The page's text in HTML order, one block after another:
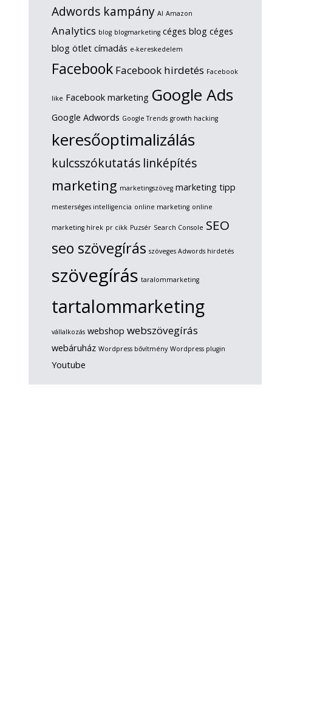
Adwords kampány AI Amazon
Analytics blog blogmarketing céges blog céges
blog ötlet címadás e-kereskedelem
Facebook Facebook hirdetés Facebook
like Facebook marketing Google Ads
Google Adwords Google Trends growth hacking
keresőoptimalizálás
kulcsszókutatás linképítés
marketing marketingszöveg marketing tipp
mesterséges intelligencia online marketing online
marketing hírek pr cikk Puzsér Search Console SEO
seo szövegírás szöveges Adwords hirdetés
szövegírás taralommarketing
tartalommarketing
vállalkozás webshop webszövegírás
webáruház Wordpress bővítmény Wordpress plugin
Youtube